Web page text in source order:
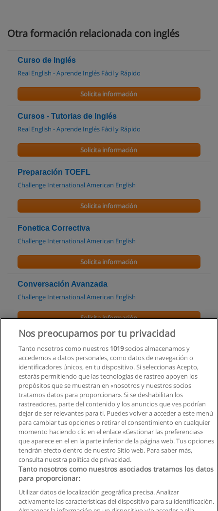
Otra formación relacionada con inglés
Curso de Inglés
Real English - Aprende Inglés Fácil y Rápido
Solicita información
Cursos - Tutorias de Inglés
Real English - Aprende Inglés Fácil y Rápido
Solicita información
Preparación TOEFL
Challenge International American English
Solicita información
Fonetica Correctiva
Challenge International American English
Solicita información
Conversación Avanzada
Challenge International American English
Solicita información
Curso Inglés para Taxistas con Aval Internacional
Ecuapymes - Iberdata
Solicita información
Curso Aprende a Hablar Ingles de Verdad
Join in English Learning
Solicita información
Privacidad de datos
Nos preocupamos por tu privacidad
Tanto nosotros como nuestros 1019socios almacenamos y
accedemos a datos personales, como datos de navegación o
identificadores únicos, en tu dispositivo. Si seleccionas Acepto,
estarás permitiendo que las tecnologías de rastreo apoyen los
propósitos que se muestran en «nosotros y nuestros socios
tratamos datos para proporcionar». Si se deshabilitan los
rastreadores, parte del contenido y los anuncios que ves podrían
dejar de ser relevantes para ti. Puedes volver a acceder a este menú
para cambiar tus opciones o retirar el consentimiento en cualquier
momento haciendo clic en el enlace «Gestionar las preferencias»
que aparece en el en la parte inferior de la página web. Tus opciones
tendrán efecto dentro de nuestro Sitio web. Para saber más,
consulta nuestra política de privacidad.
Tanto nosotros como nuestros asociados tratamos los datos
para proporcionar:
Utilizar datos de localización geográfica precisa. Analizar
activamente las características del dispositivo para su identificación.